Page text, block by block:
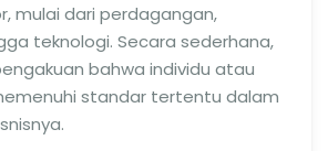
mulai dari perdagangan,
teknologi. Secara sederhana,
bahwa individu atau
standar tertentu dalam